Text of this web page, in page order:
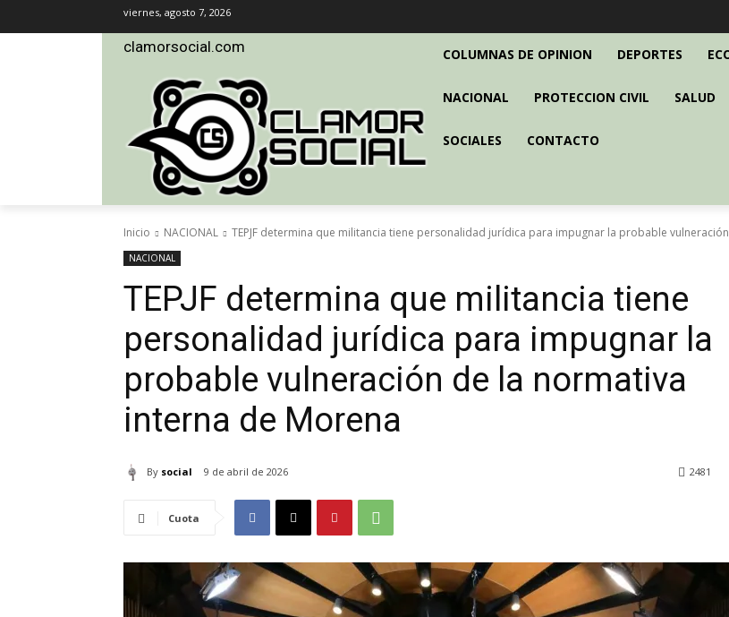
viernes, agosto 7, 2026
clamorsocial.com COLUMNAS DE OPINION DEPORTES
NACIONAL PROTECCION CIVIL SALUD
SOCIALES CONTACTO
Inicio NACIONAL TEPJF determina que militancia tiene personalidad jurídica para impugnar la probable
NACIONAL
TEPJF determina que militancia tiene
personalidad jurídica para impugnar la
probable vulneración de la normativa
interna de Morena
By social 9 de abril de 2026 2481
Cuota